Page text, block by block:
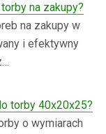
na zakupy?
na zakupy w
i efektywny
torby 40x20x25?
o wymiarach